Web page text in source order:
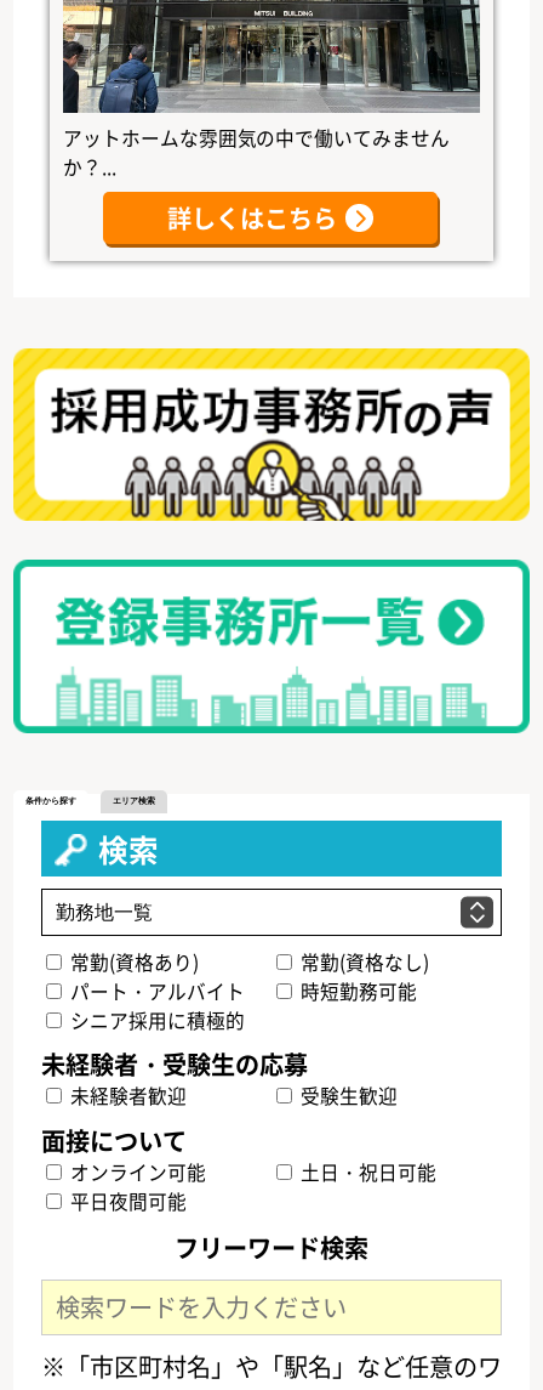
アットホームな雰囲気の中で働いてみません
か？...
詳しくはこちら
条件から探す エリア検索
検索
常勤(資格あり)
常勤(資格なし)
パート・アルバイト
時短勤務可能
シニア採用に積極的
未経験者歓迎 受験生歓迎
オンライン可能
土日・祝日可能
平日夜間可能
フリーワード検索
※「市区町村名」や「駅名」など任意のワ